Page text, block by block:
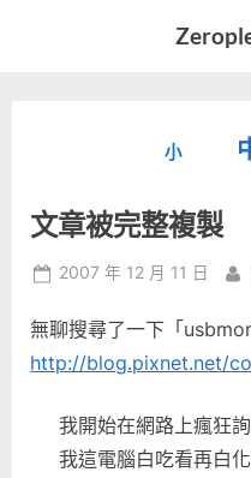
發
活
事
小
型
小
文章被完整複製
Posted
2007 年 12 月 11 日
無聊搜尋了一下「
http://blog.pixnet.net/
我開始在網路上瘋狂
我這電腦白吃看再白